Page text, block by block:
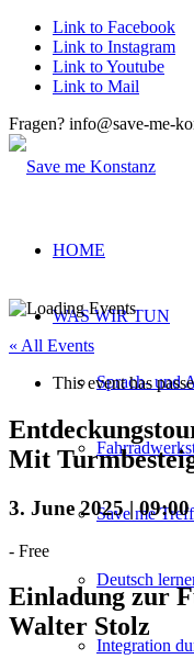
Link to Facebook
Link to Instagram
Link to Youtube
Link to Mail
Fragen? info@save-me-
HOME
WAS WIR TUN
Sprach- und
Save me
Deutsch
Integration
« All Events
This event has
Mit
3. June 2025 | 09:00
- Free
Einladung zur
Walter Stolz